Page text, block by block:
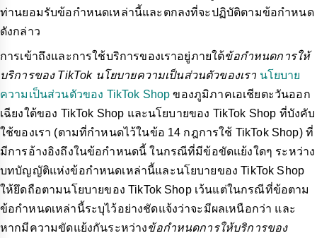
ท่านยอมรับข้อกำหนดเหล่านี้และตกลงที่จะปฏิบัติตามข้อกำหนด
ดังกล่าว
การเข้าถึงและการใช้บริการของเราอยู่ภายใต้ข้อกำหนดการให้
บริการของ TikTok นโยบายความเป็นส่วนตัวของเรา นโยบาย
ความเป็นส่วนตัวของ TikTok Shop ของภูมิภาคเอเชียตะวันออก
เฉียงใต้ของ TikTok Shop และนโยบายของ TikTok Shop ที่บังคับ
ใช้ของเรา (ตามที่กำหนดไว้ในข้อ 14 กฎการใช้ TikTok Shop) ที่
มีการอ้างอิงถึงในข้อกำหนดนี้ ในกรณีที่มีข้อขัดแย้งใดๆ ระหว่าง
บทบัญญัติแห่งข้อกำหนดเหล่านี้และนโยบายของ TikTok Shop
ให้ยึดถือตามนโยบายของ TikTok Shop เว้นแต่ในกรณีที่ข้อตาม
ข้อกำหนดเหล่านี้ระบุไว้อย่างชัดแจ้งว่าจะมีผลเหนือกว่า และ
หากมีความขัดแย้งกันระหว่างข้อกำหนดการให้บริการของ